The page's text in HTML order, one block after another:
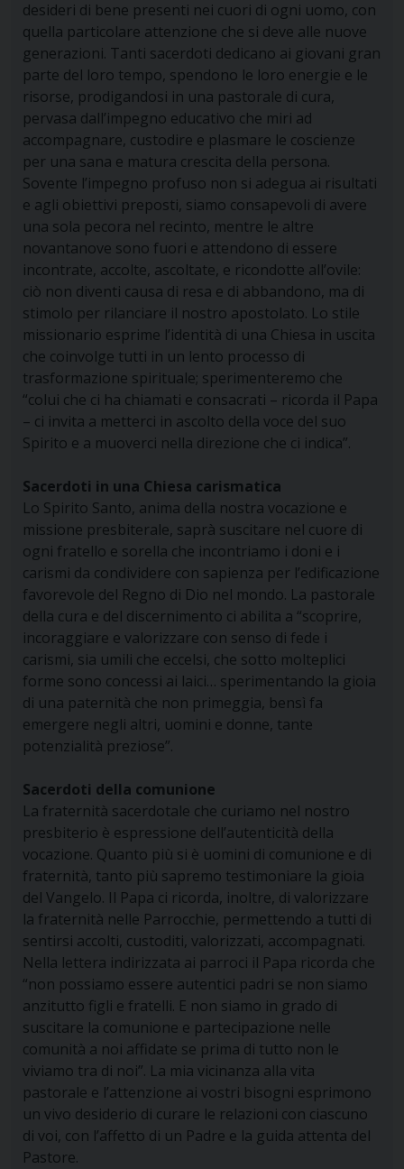
desideri di bene presenti nei cuori di ogni uomo, con
quella particolare attenzione che si deve alle nuove
generazioni. Tanti sacerdoti dedicano ai giovani gran
parte del loro tempo, spendono le loro energie e le
risorse, prodigandosi in una pastorale di cura,
pervasa dall’impegno educativo che miri ad
accompagnare, custodire e plasmare le coscienze
per una sana e matura crescita della persona.
Sovente l’impegno profuso non si adegua ai risultati
e agli obiettivi preposti, siamo consapevoli di avere
una sola pecora nel recinto, mentre le altre
novantanove sono fuori e attendono di essere
incontrate, accolte, ascoltate, e ricondotte all’ovile:
ciò non diventi causa di resa e di abbandono, ma di
stimolo per rilanciare il nostro apostolato. Lo stile
missionario esprime l’identità di una Chiesa in uscita
che coinvolge tutti in un lento processo di
trasformazione spirituale; sperimenteremo che
“colui che ci ha chiamati e consacrati – ricorda il Papa
– ci invita a metterci in ascolto della voce del suo
Spirito e a muoverci nella direzione che ci indica”.
Sacerdoti in una Chiesa carismatica
Lo Spirito Santo, anima della nostra vocazione e
missione presbiterale, saprà suscitare nel cuore di
ogni fratello e sorella che incontriamo i doni e i
carismi da condividere con sapienza per l’edificazione
favorevole del Regno di Dio nel mondo. La pastorale
della cura e del discernimento ci abilita a “scoprire,
incoraggiare e valorizzare con senso di fede i
carismi, sia umili che eccelsi, che sotto molteplici
forme sono concessi ai laici… sperimentando la gioia
di una paternità che non primeggia, bensì fa
emergere negli altri, uomini e donne, tante
potenzialità preziose”.
Sacerdoti della comunione
La fraternità sacerdotale che curiamo nel nostro
presbiterio è espressione dell’autenticità della
vocazione. Quanto più si è uomini di comunione e di
fraternità, tanto più sapremo testimoniare la gioia
del Vangelo. Il Papa ci ricorda, inoltre, di valorizzare
la fraternità nelle Parrocchie, permettendo a tutti di
sentirsi accolti, custoditi, valorizzati, accompagnati.
Nella lettera indirizzata ai parroci il Papa ricorda che
“non possiamo essere autentici padri se non siamo
anzitutto figli e fratelli. E non siamo in grado di
suscitare la comunione e partecipazione nelle
comunità a noi affidate se prima di tutto non le
viviamo tra di noi”. La mia vicinanza alla vita
pastorale e l’attenzione ai vostri bisogni esprimono
un vivo desiderio di curare le relazioni con ciascuno
di voi, con l’affetto di un Padre e la guida attenta del
Pastore.